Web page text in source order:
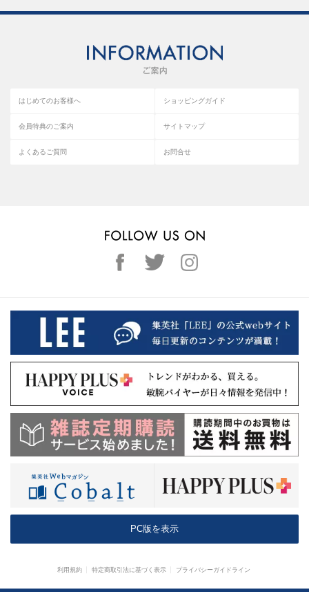
はじめてのお客様へ ショッピングガイド
会員特典のご案内 サイトマップ
よくあるご質問 お問合せ
PC版を表示
利用規約 特定商取引法に基づく表示 プライバシーガイドライン